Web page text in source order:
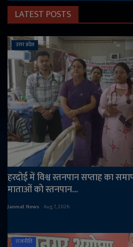
LATEST POSTS
उत्तर प्रदेश
हरदोई में विश्व स्तनपान सप्ताह का
माताओं को स्तनपान...
Janmat News Aug 7, 2026
राजनीति